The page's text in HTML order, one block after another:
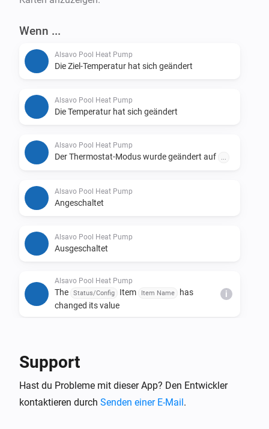
Wenn ...
Alsavo Pool Heat Pump
Die Ziel-Temperatur hat sich geändert
Alsavo Pool Heat Pump
Die Temperatur hat sich geändert
Alsavo Pool Heat Pump
Der Thermostat-Modus wurde geändert auf
Alsavo Pool Heat Pump
Angeschaltet
Alsavo Pool Heat Pump
Ausgeschaltet
Alsavo Pool Heat Pump
The Status/Config Item Item Name
has
changed its value
i
Alsavo Pool Heat Pump
Support
Hast du Probleme mit dieser App? Den Entwickler
kontaktieren durch Senden einer E-Mail.